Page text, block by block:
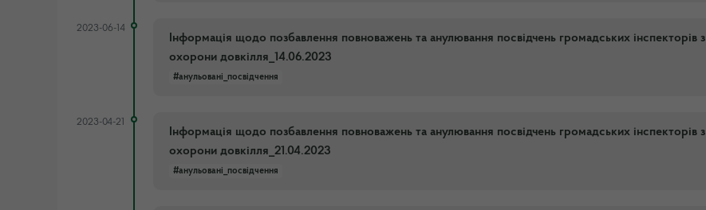
2023-06-14
Інформація щодо позбавлення повноважень та анулювання посвідчень громадських інспекторів з
охорони довкілля_14.06.2023
#анульовані_посвідчення
2023-04-21
Інформація щодо позбавлення повноважень та анулювання посвідчень громадських інспекторів з
охорони довкілля_21.04.2023
#анульовані_посвідчення